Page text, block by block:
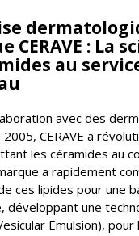
CERAVE : La
au
avec des
CERAVE a
les céramides au
a rapidement
ces lipides pour une
développant une
Emulsion),